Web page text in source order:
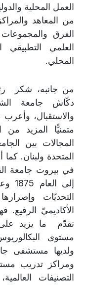
العمل المحلية
من المعاهد
الفرق
العلمي التطبيقي
المحلي.
من جانبه، شكر
دكّاش جامعة
والاستقبال، وأعرب
متمنيًّا المزيد
المجالات بين
المتحدة ولبنان.
في بيروت جامعة
التحديّات
الأكاديميّ
مستوى
ولديها مستشفى
ومراكز تدريب
التصنيفات